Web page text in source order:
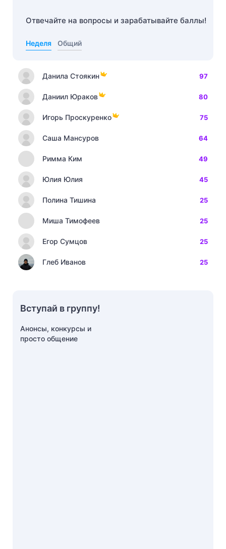
Отвечайте на вопросы и зарабатывайте баллы!
Неделя Общий
Данила Стоякин 97
Даниил Юраков 80
Игорь Проскуренко 75
Саша Мансуров 64
Римма Ким 49
Юлия Юлия 45
Полина Тишина 25
Миша Тимофеев 25
Егор Сумцов 25
Глеб Иванов 25
Вступай в группу!
Анонсы, конкурсы и
просто общение